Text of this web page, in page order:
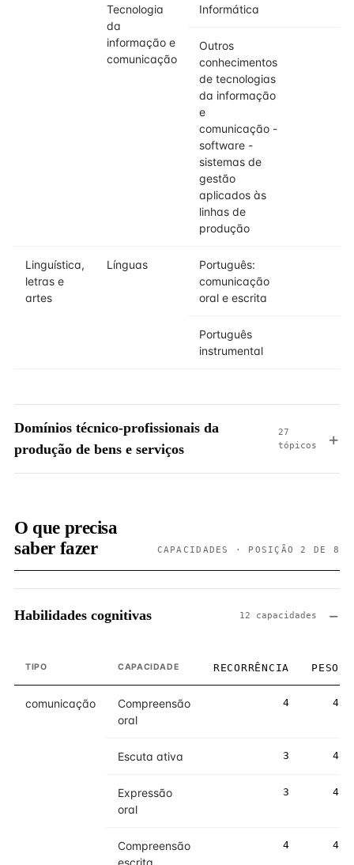
Tecnologia
da
informação e
comunicação
Informática
Outros
conhecimentos
de tecnologias
da informação
e
comunicação -
software -
sistemas de
gestão
aplicados às
linhas de
produção
Linguística,
letras e
artes
Línguas
Português:
comunicação
oral e escrita
Português
instrumental
Domínios técnico-profissionais da
produção de bens e serviços
27
tópicos
O que precisa
saber fazer
CAPACIDADES · POSIÇÃO 2 DE 8
Habilidades cognitivas 12 capacidades
TIPO CAPACIDADE RECORRÊNCIA PESO
comunicação
Compreensão
oral
4 4
Escuta ativa 3 4
Expressão
oral
3 4
Compreensão
escrita
4 4